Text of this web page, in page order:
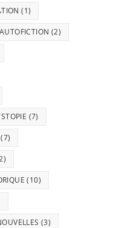
(1)
AUTOFICTION (2)
(7)
(7)
(10)
(3)